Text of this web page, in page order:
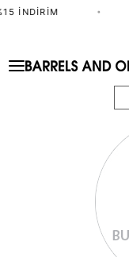
İNDIRIM •